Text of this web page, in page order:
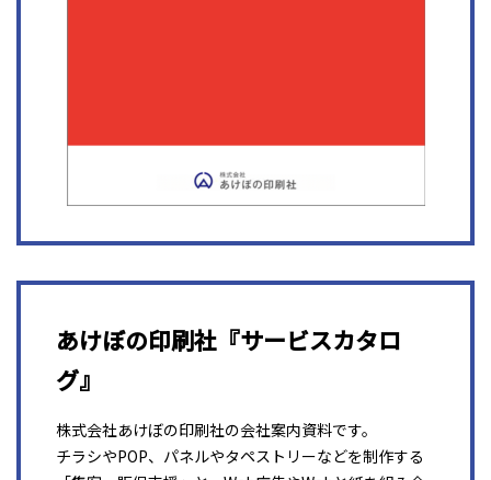
あけぼの印刷社『サービスカタロ
グ』
株式会社あけぼの印刷社の会社案内資料です。
チラシやPOP、パネルやタペストリーなどを制作する